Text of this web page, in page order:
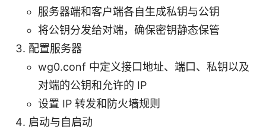
服务器端和客户端各自生成私钥与公钥
将公钥分发给对端，确保密钥静态保管
配置服务器
wg0.conf 中定义接口地址、端口、私钥以及
对端的公钥和允许的 IP
设置 IP 转发和防火墙规则
启动与自启动